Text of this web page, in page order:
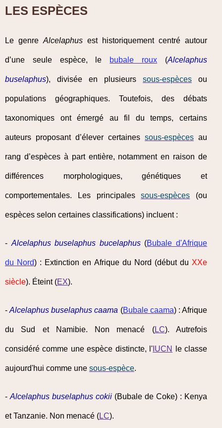
LES ESPÈCES
Le genre Alcelaphus est historiquement centré autour
d’une seule espèce, le bubale roux (Alcelaphus
buselaphus), divisée en plusieurs sous-espèces ou
populations géographiques. Toutefois, des débats
taxonomiques ont émergé au fil du temps, certains
auteurs proposant d’élever certaines sous-espèces au
rang d’espèces à part entière, notamment en raison de
différences morphologiques, génétiques et
comportementales. Les principalessous-espèces (ou
espèces selon certaines classifications) incluent :
- Alcelaphus buselaphus bucelaphus(Bubale d'Afrique
du Nord) : Extinction en Afrique du Nord (début du XXe
siècle). Éteint (EX).
-Alcelaphus buselaphus caama (Bubale caama) : Afrique
du Sud et Namibie. Non menacé (LC). Autrefois
considéré comme une espèce distincte, l' IUCN le classe
aujourd'hui comme une sous-espèce.
- Alcelaphus buselaphus cokii (Bubale de Coke) : Kenya
et Tanzanie. Non menacé (LC).